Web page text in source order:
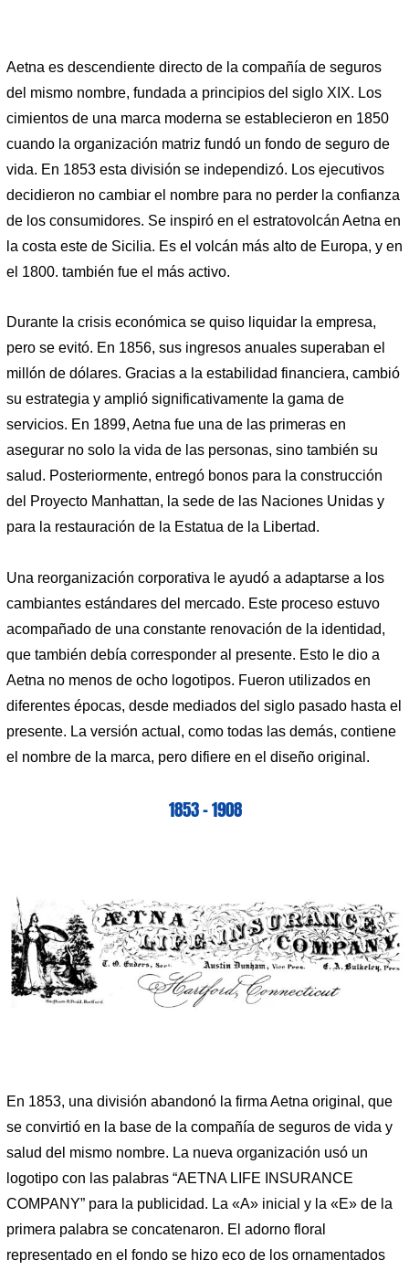
Aetna es descendiente directo de la compañía de seguros
del mismo nombre, fundada a principios del siglo XIX. Los
cimientos de una marca moderna se establecieron en 1850
cuando la organización matriz fundó un fondo de seguro de
vida. En 1853 esta división se independizó. Los ejecutivos
decidieron no cambiar el nombre para no perder la confianza
de los consumidores. Se inspiró en el estratovolcán Aetna en
la costa este de Sicilia. Es el volcán más alto de Europa, y en
el 1800. también fue el más activo.
Durante la crisis económica se quiso liquidar la empresa,
pero se evitó. En 1856, sus ingresos anuales superaban el
millón de dólares. Gracias a la estabilidad financiera, cambió
su estrategia y amplió significativamente la gama de
servicios. En 1899, Aetna fue una de las primeras en
asegurar no solo la vida de las personas, sino también su
salud. Posteriormente, entregó bonos para la construcción
del Proyecto Manhattan, la sede de las Naciones Unidas y
para la restauración de la Estatua de la Libertad.
Una reorganización corporativa le ayudó a adaptarse a los
cambiantes estándares del mercado. Este proceso estuvo
acompañado de una constante renovación de la identidad,
que también debía corresponder al presente. Esto le dio a
Aetna no menos de ocho logotipos. Fueron utilizados en
diferentes épocas, desde mediados del siglo pasado hasta el
presente. La versión actual, como todas las demás, contiene
el nombre de la marca, pero difiere en el diseño original.
1853 – 1908
En 1853, una división abandonó la firma Aetna original, que
se convirtió en la base de la compañía de seguros de vida y
salud del mismo nombre. La nueva organización usó un
logotipo con las palabras “AETNA LIFE INSURANCE
COMPANY” para la publicidad. La «A» inicial y la «E» de la
primera palabra se concatenaron. El adorno floral
representado en el fondo se hizo eco de los ornamentados